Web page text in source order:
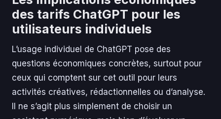
des tarifs ChatGPT pour les
utilisateurs individuels
L’usage individuel de ChatGPT pose des
questions économiques concrètes, surtout pour
ceux qui comptent sur cet outil pour leurs
activités créatives, rédactionnelles ou d’analyse.
Il ne s’agit plus simplement de choisir un